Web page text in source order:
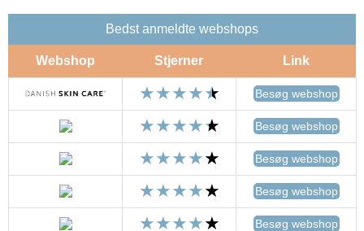
Bedst anmeldte webshops
Webshop Stjerner Link
Besøg webshop
Besøg webshop
Besøg webshop
Besøg webshop
Besøg webshop